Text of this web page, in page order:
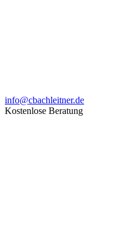
info@cbachleitner.de
Kostenlose Beratung